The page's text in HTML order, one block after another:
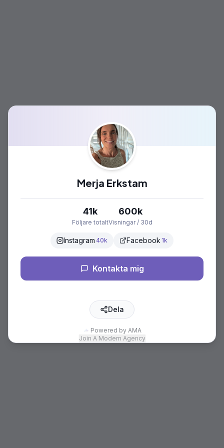
Merja Erkstam
41k
Följare totalt
600k
Visningar / 30d
Instagram 40k Facebook 1k
Kontakta mig
Dela
Powered by AMA
Join A Modern Agency